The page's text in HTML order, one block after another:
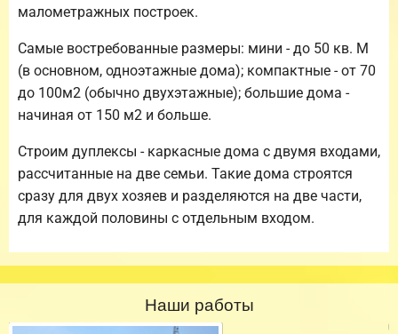
малометражных построек.
Самые востребованные размеры: мини - до 50 кв. М
(в основном, одноэтажные дома); компактные - от 70
до 100м2 (обычно двухэтажные); большие дома -
начиная от 150 м2 и больше.
Строим дуплексы - каркасные дома с двумя входами,
рассчитанные на две семьи. Такие дома строятся
сразу для двух хозяев и разделяются на две части,
для каждой половины с отдельным входом.
Наши работы